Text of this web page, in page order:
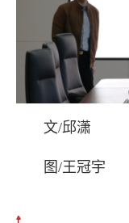
文/邱潇
图/王冠宇